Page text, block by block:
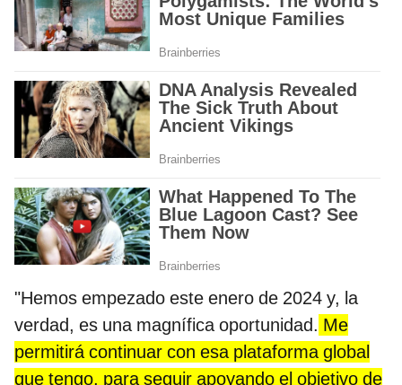
"Hemos empezado este enero de 2024 y, la
verdad, es una magnífica oportunidad. Me
permitirá continuar con esa plataforma global
que tengo, para seguir apoyando el objetivo de